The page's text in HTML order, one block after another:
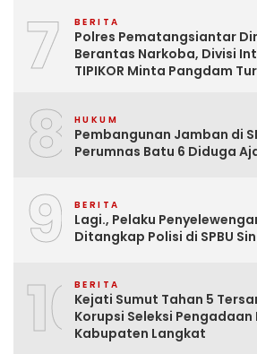
7 BERITA
Polres Pematangsiantar
Berantas Narkoba, Divisi
TIPIKOR Minta Pangdam
8 HUKUM
Pembangunan Jamban di
Perumnas Batu 6 Diduga
9 BERITA
Lagi., Pelaku
Ditangkap Polisi di SPBU
10BERITA
Kejati Sumut Tahan 5
Korupsi Seleksi Pengadaan
Kabupaten Langkat